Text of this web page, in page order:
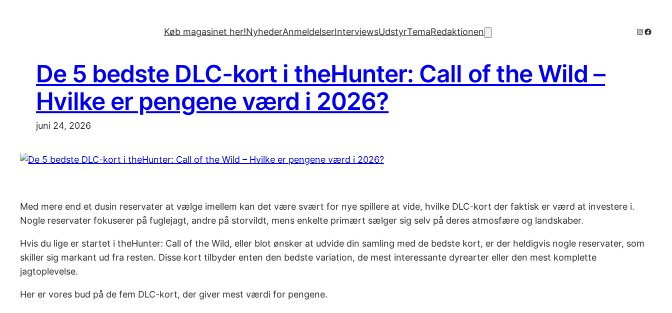
Køb magasinet her!NyhederAnmeldelserInterviewsUdstyrTemaRedaktionen
De 5 bedste DLC-kort i theHunter: Call of the Wild –
Hvilke er pengene værd i 2026?
juni 24, 2026
Med mere end et dusin reservater at vælge imellem kan det være svært for nye spillere at vide, hvilke DLC-kort der faktisk er værd at investere i.
Nogle reservater fokuserer på fuglejagt, andre på storvildt, mens enkelte primært sælger sig selv på deres atmosfære og landskaber.
Hvis du lige er startet i theHunter: Call of the Wild, eller blot ønsker at udvide din samling med de bedste kort, er der heldigvis nogle reservater, som
skiller sig markant ud fra resten. Disse kort tilbyder enten den bedste variation, de mest interessante dyrearter eller den mest komplette
jagtoplevelse.
Her er vores bud på de fem DLC-kort, der giver mest værdi for pengene.